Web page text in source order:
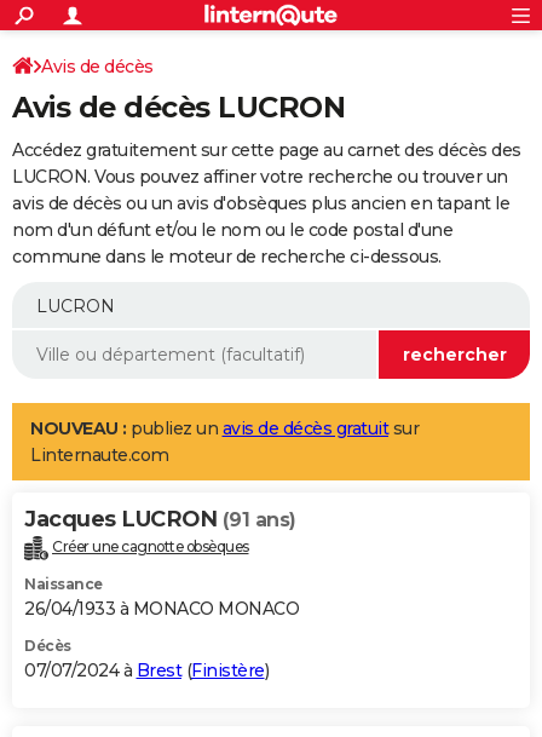
ACTUALITÉS
Politique
Société
Faits Divers
Education
Monde
Villes
+
SPORT
Coupe du monde 2026
Football
Tennis
Cyclisme
Rugby
Forum
Programme TV
TNTStreaming
Cinéma
Sorties cinéma
Musique
+FINANCE
Retraite
Epargne
Immobilier
Risques naturels par ville
Banque
Assurance
AUTO
Essais
Réserver un essai
Citadines
Berlines
SUV
Forum auto
+
Mobiles
Meilleur smartphone
Internet
Ordinateurs
Jeux vidéo
Guide high-tech
Aménagement intérieur
LIFESTYLE
Art de vivre
Bien-être
Loisirs
Mode
Modes de vie
Alimentation
Guide de la santé
Maladies
Médicaments
Sommeil
VOYAGE
Destinations
City break
Voyage nature
Voyage de noces
Forum
Climat
+PHOTO
GUIDES D'ACHAT
BONS PLANS
Avis de décès
Avis de décès LUCRON
Accédez gratuitement sur cette page au carnet des décès des
LUCRON. Vous pouvez affiner votre recherche ou trouver un
avis de décès ou un avis d'obsèques plus ancien en tapant le
nom d'un défunt et/ou le nom ou le code postal d'une
commune dans le moteur de recherche ci-dessous.
NOUVEAU : publiez un avis de décès gratuitsur
Linternaute.com
Jacques LUCRON (91 ans)
Créer une cagnotte obsèques
Naissance
26/04/1933 à MONACO MONACO
Décès
07/07/2024 à Brest(Finistère)